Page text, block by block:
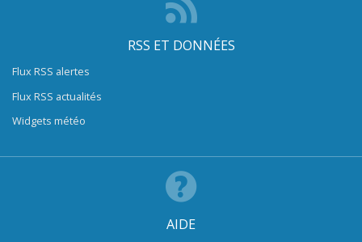
RSS ET DONNÉES
Flux RSS alertes
Flux RSS actualités
Widgets météo
AIDE